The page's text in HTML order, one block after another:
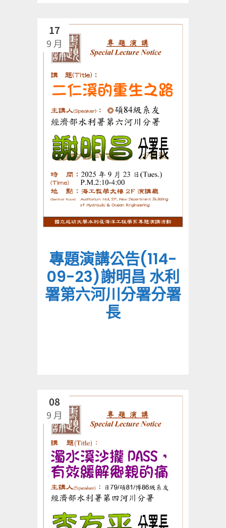
17
9 月
專題演講公告(114-
09-23)謝明昌 水利
署第六河川分署分署
長
08
9 月